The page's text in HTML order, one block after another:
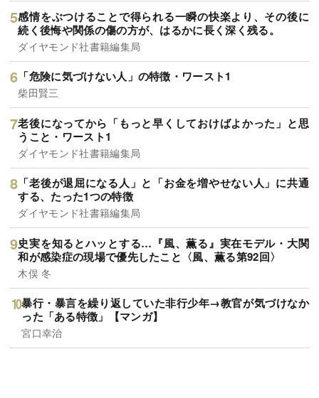
感情をぶつけることで得られる一瞬の快楽より、その後に
続く後悔や関係の傷の方が、はるかに長く深く残る。
ダイヤモンド社書籍編集局
「危険に気づけない人」の特徴・ワースト1
柴田賢三
老後になってから「もっと早くしておけばよかった」と思
うこと・ワースト1
ダイヤモンド社書籍編集局
「老後が退屈になる人」と「お金を増やせない人」に共通
する、たった1つの特徴
ダイヤモンド社書籍編集局
史実を知るとハッとする…『風、薫る』実在モデル・大関
和が感染症の現場で優先したこと〈風、薫る第92回〉
木俣 冬
暴行・暴言を繰り返していた非行少年→教官が気づけなか
った「ある特徴」【マンガ】
宮口幸治